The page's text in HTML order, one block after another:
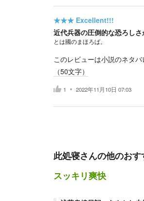
★★★ Excellent!!!
近代兵器の圧倒的な恐ろし
とは國のまほろば。
このレビューは小説のネタバ
（50文字）
1 2022年11月10日 07:03
此処寝さんの他のお
スッキリ爽快